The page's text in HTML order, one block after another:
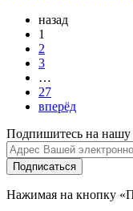
назад
1
2
3
…
27
вперёд
Подпишитесь на нашу
Подписаться
Нажимая на кнопку